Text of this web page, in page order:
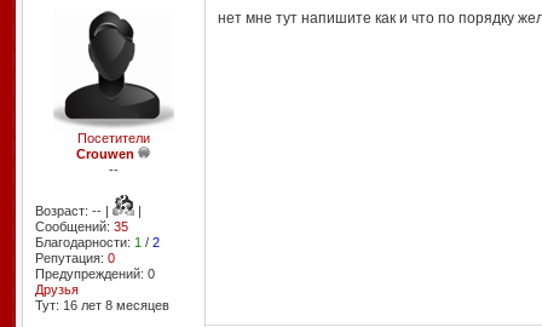
Посетители
Crouwen
--
Возраст: -- |
|
Сообщений: 35
Благодарности: 1 / 2
Репутация: 0
Предупреждений: 0
Друзья
Тут: 16 лет 8 месяцев
нет мне тут напишите как и что по порядку